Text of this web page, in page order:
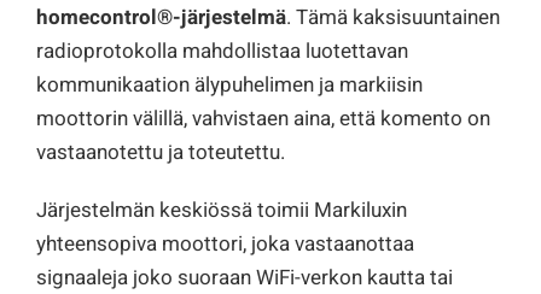
homecontrol®-järjestelmä. Tämä kaksisuuntainen
radioprotokolla mahdollistaa luotettavan
kommunikaation älypuhelimen ja markiisin
moottorin välillä, vahvistaen aina, että komento on
vastaanotettu ja toteutettu.
Järjestelmän keskiössä toimii Markiluxin
yhteensopiva moottori, joka vastaanottaa
signaaleja joko suoraan WiFi-verkon kautta tai